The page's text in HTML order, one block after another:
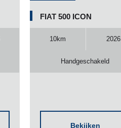
FIAT 500 ICON
10km 2026
Handgeschakeld
Bekijken